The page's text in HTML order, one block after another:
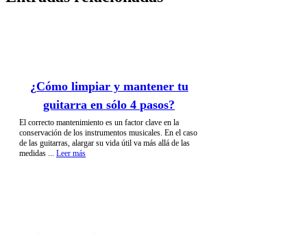
¿Cómo limpiar y mantener tu
guitarra en sólo 4 pasos?
El correcto mantenimiento es un factor clave en la
conservación de los instrumentos musicales. En el caso
de las guitarras, alargar su vida útil va más allá de las
medidas ... Leer más